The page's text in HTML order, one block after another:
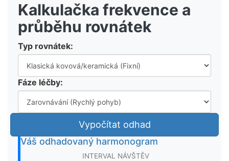
Kalkulačka frekvence a
průběhu rovnátek
Typ rovnátek:
Fáze léčby:
Vypočítat odhad
Váš odhadovaný harmonogram
INTERVAL NÁVŠTĚV